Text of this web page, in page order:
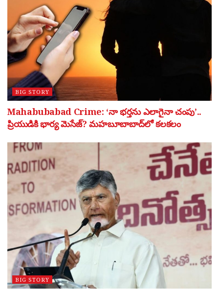
BIG STORY
Mahabubabad Crime: ‘నా భర్తను ఎలాగైనా చంపు’..
ప్రియుడికి భార్య మెసేజ్? మహబూబాబాద్‌లో కలకలం
BIG STORY